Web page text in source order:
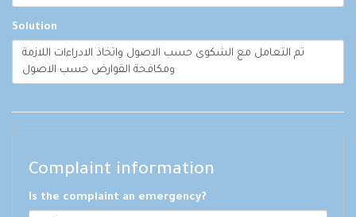
Solution
تم التعامل مع الشكوى حسب الاصول واتخاذ الادراءات اللازمة
ومكافحة القوارض حسب الاصول
Complaint information
Is the complaint an emergency?